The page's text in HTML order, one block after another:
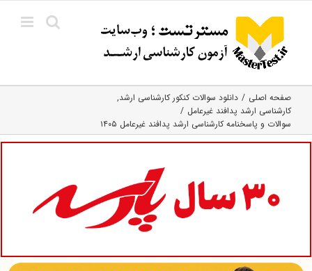
content
صفحه اصلی
دانلود سوالات کنکور کارشناسی ارشد
کارشناسی ارشد پدافند غیرعامل
سوالات و پاسخنامه کارشناسی ارشد پدافند غیرعامل ۱۴۰۵